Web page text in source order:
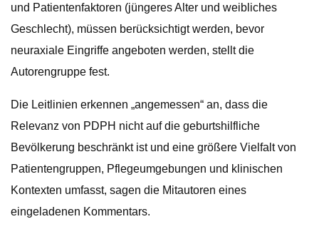
und Patientenfaktoren (jüngeres Alter und weibliches
Geschlecht), müssen berücksichtigt werden, bevor
neuraxiale Eingriffe angeboten werden, stellt die
Autorengruppe fest.
Die Leitlinien erkennen „angemessen“ an, dass die
Relevanz von PDPH nicht auf die geburtshilfliche
Bevölkerung beschränkt ist und eine größere Vielfalt von
Patientengruppen, Pflegeumgebungen und klinischen
Kontexten umfasst, sagen die Mitautoren eines
eingeladenen Kommentars.